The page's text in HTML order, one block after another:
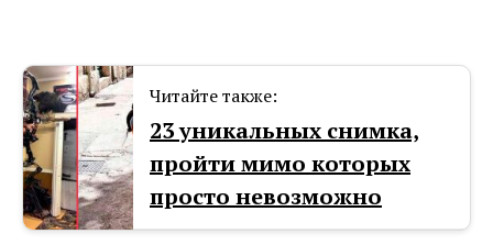
Читайте также:
23 уникальных снимка,
пройти мимо которых
просто невозможно